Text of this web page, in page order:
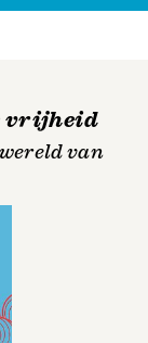
vrijheid
van